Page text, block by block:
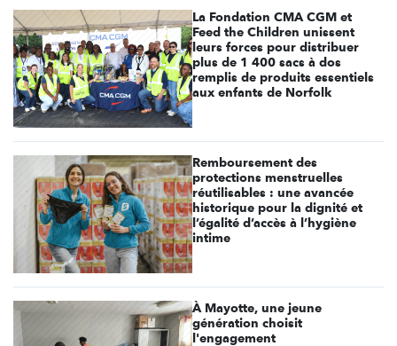
La Fondation CMA CGM et
Feed the Children unissent
leurs forces pour distribuer
plus de 1 400 sacs à dos
remplis de produits essentiels
aux enfants de Norfolk
Remboursement des
protections menstruelles
réutilisables : une avancée
historique pour la dignité et
l’égalité d’accès à l’hygiène
intime
À Mayotte, une jeune
génération choisit
l'engagement